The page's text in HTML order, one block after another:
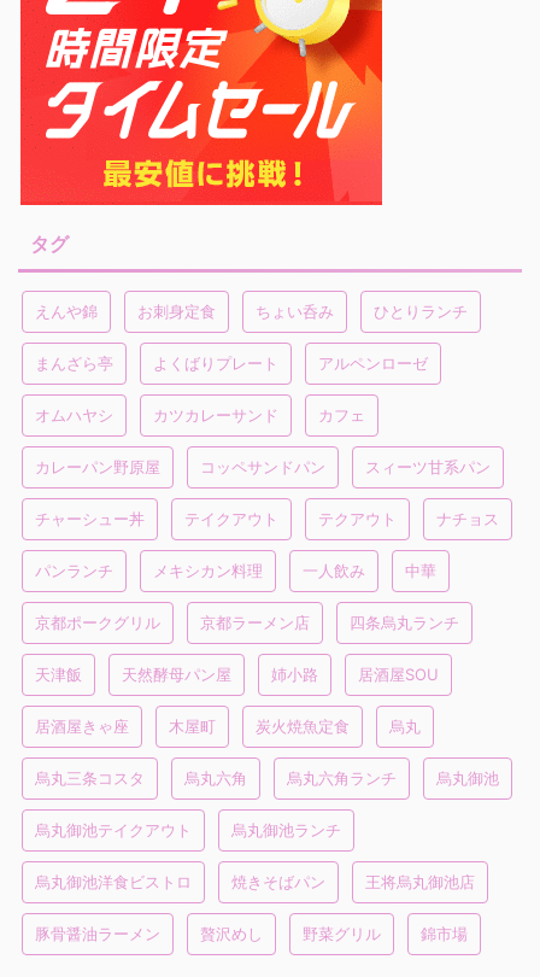
タグ
えんや錦 お刺身定食 ちょい呑み ひとりランチ
まんざら亭 よくばりプレート アルペンローゼ
オムハヤシ カツカレーサンド カフェ
カレーパン野原屋 コッペサンドパン スィーツ甘系パン
チャーシュー丼 テイクアウト テクアウト ナチョス
パンランチ メキシカン料理 一人飲み 中華
京都ポークグリル 京都ラーメン店 四条烏丸ランチ
天津飯 天然酵母パン屋 姉小路 居酒屋SOU
居酒屋きゃ座 木屋町 炭火焼魚定食 烏丸
烏丸三条コスタ 烏丸六角 烏丸六角ランチ 烏丸御池
烏丸御池テイクアウト 烏丸御池ランチ
烏丸御池洋食ビストロ 焼きそばパン 王将烏丸御池店
豚骨醤油ラーメン 贅沢めし 野菜グリル 錦市場